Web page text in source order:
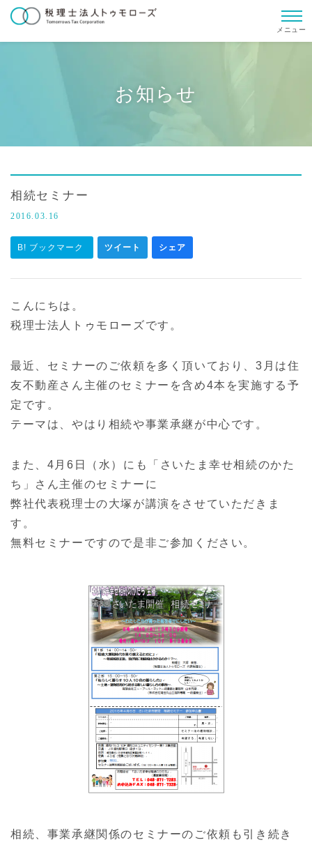
メニュー
お知らせ
相続セミナー
2016.03.16
B! ブックマーク ツイート シェア
こんにちは。
税理士法人トゥモローズです。
最近、セミナーのご依頼を多く頂いており、3月は住
友不動産さん主催のセミナーを含め4本を実施する予
定です。
テーマは、やはり相続や事業承継が中心です。
また、4月6日（水）にも「さいたま幸せ相続のかた
ち」さん主催のセミナーに
弊社代表税理士の大塚が講演をさせていただきま
す。
無料セミナーですので是非ご参加ください。
相続、事業承継関係のセミナーのご依頼も引き続き